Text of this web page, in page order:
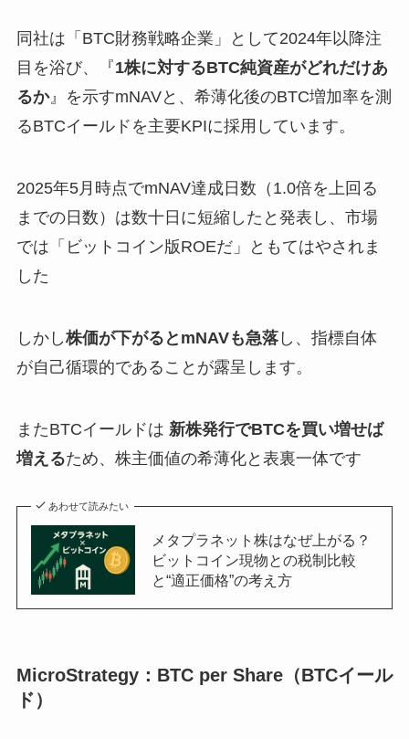
同社は「BTC財務戦略企業」として2024年以降注
目を浴び、『1株に対するBTC純資産がどれだけあ
るか』を示すmNAVと、希薄化後のBTC増加率を測
るBTCイールドを主要KPIに採用しています。
2025年5月時点でmNAV達成日数（1.0倍を上回る
までの日数）は数十日に短縮したと発表し、市場
では「ビットコイン版ROEだ」ともてはやされま
した
しかし株価が下がるとmNAVも急落し、指標自体
が自己循環的であることが露呈します。
またBTCイールドは 新株発行でBTCを買い増せば
増えるため、株主価値の希薄化と表裏一体です
あわせて読みたい
メタプラネット株はなぜ上がる？
ビットコイン現物との税制比較
と“適正価格”の考え方
MicroStrategy：BTC per Share（BTCイール
ド）